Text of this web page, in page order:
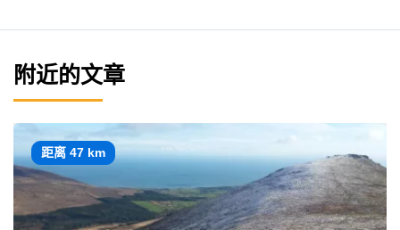
附近的文章
距离 47 km